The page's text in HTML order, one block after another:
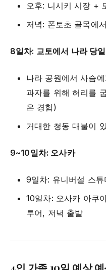
오후: 니시키 시장 +
저녁: 폰토초 골목에
8일차: 교토에서 나라 당
나라 공원에서 사슴
과자를 위해 허리를
은 경험)
거대한 청동 대불이
9~10일차: 오사카
9일차: 유니버설 스
10일차: 오사카 아쿠
투어, 저녁 출발